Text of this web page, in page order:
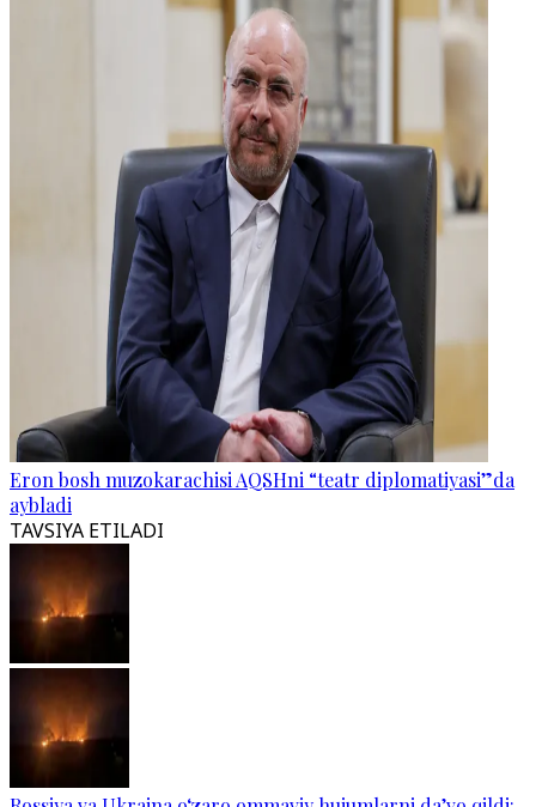
Eron bosh muzokarachisi AQSHni “teatr diplomatiyasi”da
aybladi
TAVSIYA ETILADI